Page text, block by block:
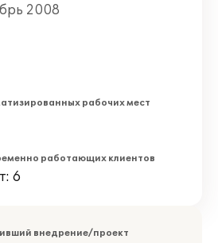
2008
рабочих мест
работающих клиентов
6
внедрение/проект